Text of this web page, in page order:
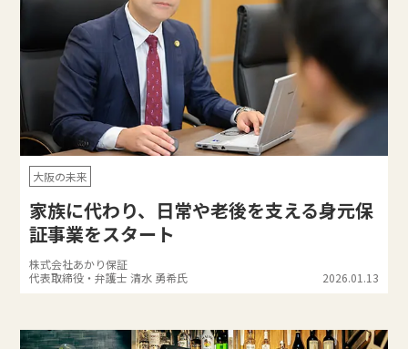
大阪の未来
家族に代わり、日常や老後を支える身元保
証事業をスタート
株式会社あかり保証
代表取締役・弁護士 清水 勇希氏
2026.01.13